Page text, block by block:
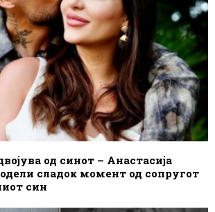
од синот – Анастасија
сладок момент од сопругот
син